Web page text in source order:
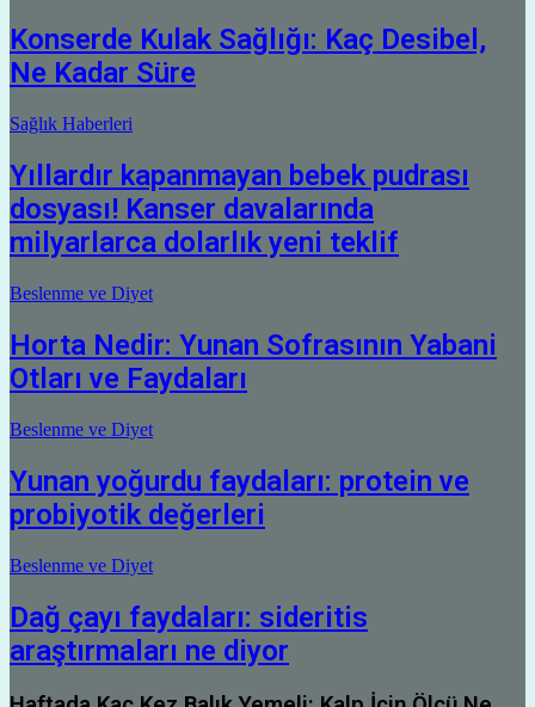
Konserde Kulak Sağlığı: Kaç Desibel,
Ne Kadar Süre
Sağlık Haberleri
Yıllardır kapanmayan bebek pudrası
dosyası! Kanser davalarında
milyarlarca dolarlık yeni teklif
Beslenme ve Diyet
Horta Nedir: Yunan Sofrasının Yabani
Otları ve Faydaları
Beslenme ve Diyet
Yunan yoğurdu faydaları: protein ve
probiyotik değerleri
Beslenme ve Diyet
Dağ çayı faydaları: sideritis
araştırmaları ne diyor